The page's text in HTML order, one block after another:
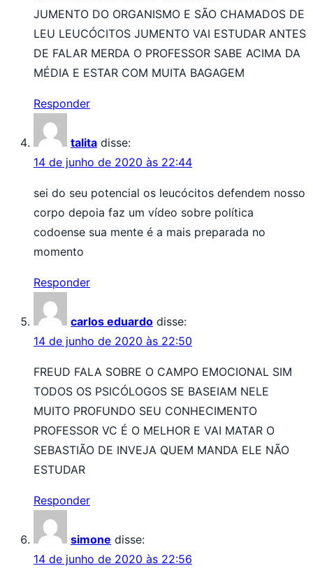
JUMENTO DO ORGANISMO E SÃO CHAMADOS DE
LEU LEUCÓCITOS JUMENTO VAI ESTUDAR ANTES
DE FALAR MERDA O PROFESSOR SABE ACIMA DA
MÉDIA E ESTAR COM MUITA BAGAGEM
Responder
talita disse:
14 de junho de 2020 às 22:44
sei do seu potencial os leucócitos defendem nosso
corpo depoia faz um vídeo sobre política
codoense sua mente é a mais preparada no
momento
Responder
carlos eduardo disse:
14 de junho de 2020 às 22:50
FREUD FALA SOBRE O CAMPO EMOCIONAL SIM
TODOS OS PSICÓLOGOS SE BASEIAM NELE
MUITO PROFUNDO SEU CONHECIMENTO
PROFESSOR VC É O MELHOR E VAI MATAR O
SEBASTIÃO DE INVEJA QUEM MANDA ELE NÃO
ESTUDAR
Responder
simone disse:
14 de junho de 2020 às 22:56